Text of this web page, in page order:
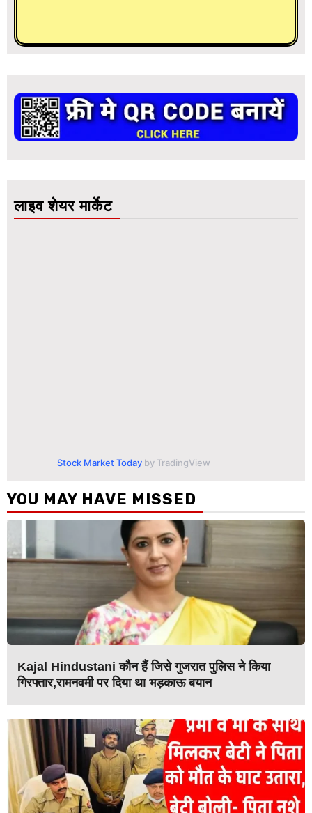
लाइव शेयर मार्केट
Stock Market Today by TradingView
YOU MAY HAVE MISSED
Kajal Hindustani कौन हैं जिसे गुजरात पुलिस ने किया
गिरफ्तार,रामनवमी पर दिया था भड़काऊ बयान